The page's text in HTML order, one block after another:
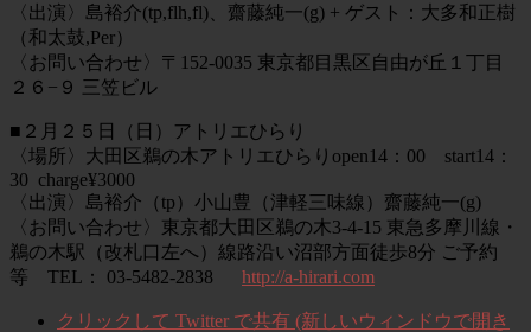
〈出演〉 島裕介(tp,flh,fl)、齋藤純一(g) + ゲスト：大多和正樹
（和太鼓,Per）
〈お問い合わせ〉 〒152-0035 東京都目黒区自由が丘１丁目
２６−９ 三笠ビル
■２月２５日（日）アトリエひらり
〈場所〉大田区鵜の木アトリエひらり open14：00 start14：
30 charge¥3000
〈出演〉島裕介（tp）小山豊（津軽三味線）齋藤純一(g)
〈お問い合わせ〉 東京都大田区鵜の木3-4-15 東急多摩川線・
鵜の木駅（改札口左へ）線路沿い沼部方面徒歩8分 ご予約
等 TEL： 03-5482-2838 http://a-hirari.com
クリックして Twitter で共有 (新しいウィンドウで開き